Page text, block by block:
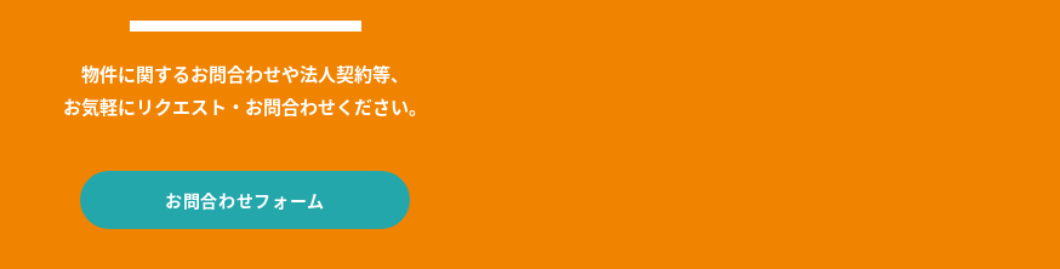
物件に関するお問合わせや法人契約等、
お気軽にリクエスト・お問合わせください。
お問合わせフォーム